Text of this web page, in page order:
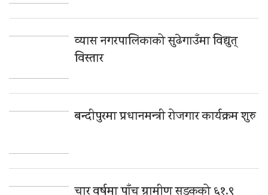
व्यास नगरपालिकाको सुढेगाउँमा विद्युत्
विस्तार
बन्दीपुरमा प्रधानमन्त्री रोजगार कार्यक्रम शुरु